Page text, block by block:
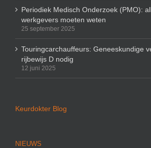
Periodiek Medisch Onderzoek (PMO):
werkgevers moeten weten
25 september 2025
Touringcarchauffeurs: Geneeskundige
rijbewijs D nodig
12 juni 2025
Keurdokter Blog
NIEUWS